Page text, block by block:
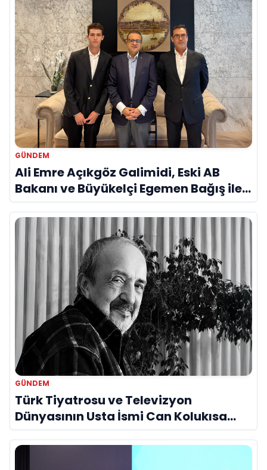
GÜNDEM
Ali Emre Açıkgöz Galimidi, Eski AB
Bakanı ve Büyükelçi Egemen Bağış ile
Bir Araya Geldi
GÜNDEM
Türk Tiyatrosu ve Televizyon
Dünyasının Usta İsmi Can Kolukısa
Hayatını Kaybetti